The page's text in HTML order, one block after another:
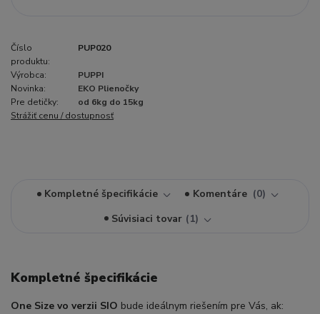
Číslo
produktu:
PUP020
Výrobca:
PUPPI
Novinka:
EKO Plienočky
Pre detičky:
od 6kg do 15kg
Strážiť cenu / dostupnosť
Kompletné špecifikácie Komentáre
0
Súvisiaci tovar
1
Kompletné špecifikácie
One Size vo verzii SIO bude ideálnym riešením pre Vás, ak: